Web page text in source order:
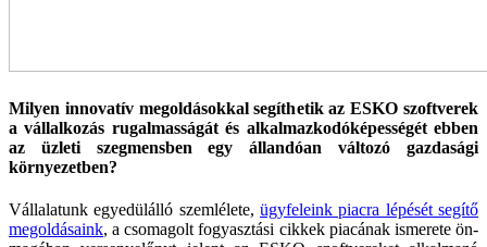
Milyen innovatív megoldásokkal segíthetik az ESKO szoftverek
a vállalkozás rugalmasságát és alkalmazkodóképességét ebben
az üzleti szegmensben egy állandóan változó gazdasági
környezetben?
Vállalatunk egyedülálló szemlélete, ügyfeleink pi­acra lépését segítő
megoldásaink, a csomagolt fogyasztási cikkek piacának ismerete ön­